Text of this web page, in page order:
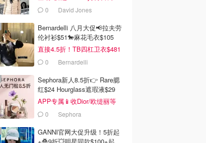
0 David Jones
Bernardelli 八月大促📢拉夫劳
伦衬衫$51🐎麻花毛衣$105
直接4.5折！TB四杠卫衣$481
0 Bernardelli
Sephora新人8.5折👉 Rare腮
红$24 Hourglass遮瑕液$29
APP专属📱收Dior/欧缇丽等
0 Sephora
GANNI官网大促升级！5折起